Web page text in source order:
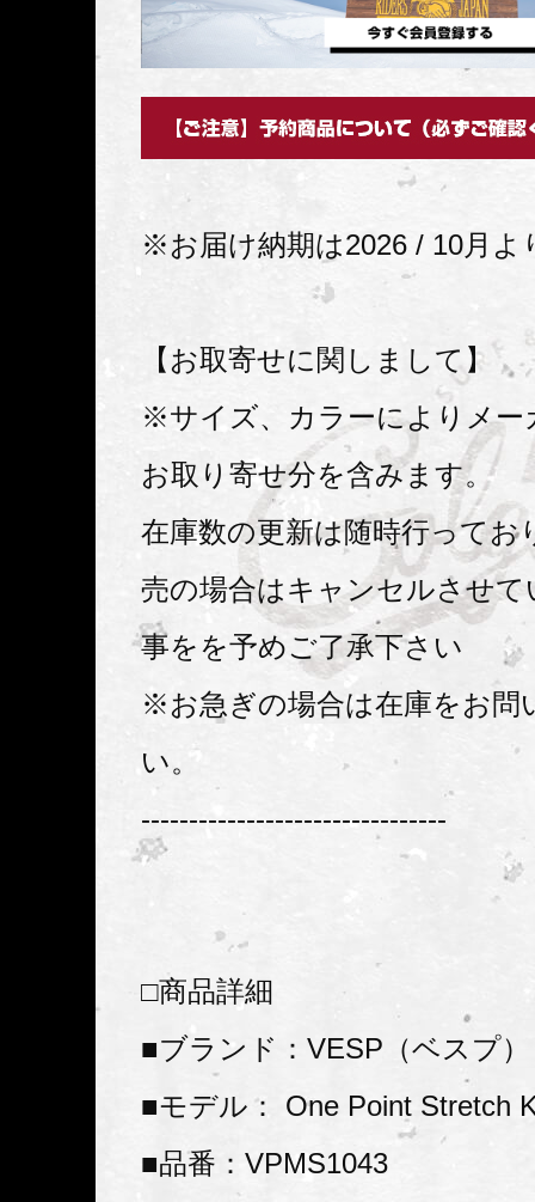
※お届け納期は2026 / 10月よ
【お取寄せに関しまして】
※サイズ、カラーによりメー
お取り寄せ分を含みます。
在庫数の更新は随時行ってお
売の場合はキャンセルさせ
事をを予めご了承下さい
※お急ぎの場合は在庫をお問
い。
--------------------------------
□商品詳細
■ブランド：VESP（ベスプ）
■モデル： One Point Stretch
■品番：VPMS1043